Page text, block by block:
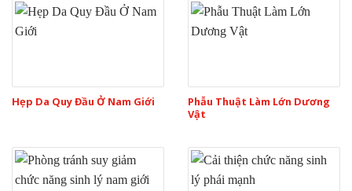
Hẹp Da Quy Đầu Ở Nam Giới
Phẫu Thuật Làm Lớn Dương
Vật